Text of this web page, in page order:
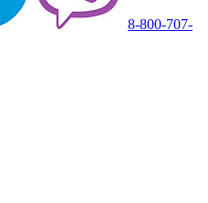
8-800-707-